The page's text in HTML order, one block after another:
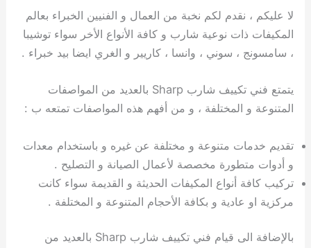
لا عليكم ، نقدم لكم نخبة من العمال و الفنيين الخبراء بعالم
المكيفات ذات نوعية شارب و كافة الأنواع الأخر سواء توشيبا
، سامسونج ، سوني ، وانسا ، كاريير و الغري ايضا بيد خبراء .
يتمتع فني تكييف شارب Sharp بالعديد من المواصفات
المتنوعة و المختلفة ، و من أفهم هذه المواصفات تمتعه ب :
تقديم خدمات متنوعة و مختلفة عن غيره و باستخدام معدات
و أدوات متطورة مخصصة لأعمال الصيانة و التصليح .
تركيب كافة أنواع المكيفات الحديثة و القديمة سواء كانت
مركزية او عادية و بكافة الأحجام المتنوعة و المختلفة .
بالإضافة الى قيام فني تكييف شارب Sharp بالعديد من